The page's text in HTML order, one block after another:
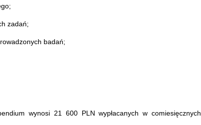
zadań;
badań;
wynosi 21 600 PLN wypłacanych w comiesięcznych